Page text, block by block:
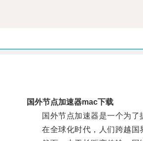
国外节点加速器mac下载
国外节点加速器是一个为了
在全球化时代，人们跨越国界